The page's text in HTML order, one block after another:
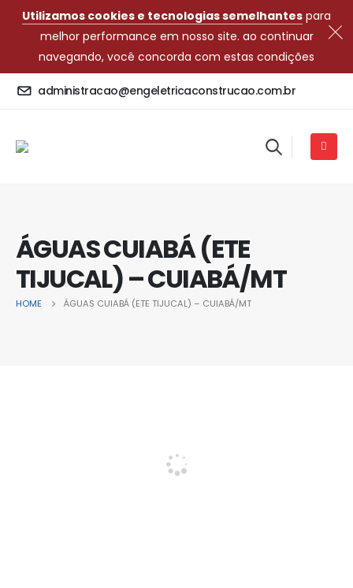
Utilizamos cookies e tecnologias semelhantes para
melhor performance em nosso site. ao continuar
navegando, você concorda com estas condições
administracao@engeletricaconstrucao.com.br
ÁGUAS CUIABÁ (ETE
TIJUCAL) – CUIABÁ/MT
HOME ÁGUAS CUIABÁ (ETE TIJUCAL) – CUIABÁ/MT